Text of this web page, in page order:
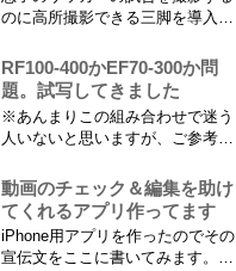
カモノハシ通信3 神宮寺川で水遊
び、下の方に動画も付けてます
のに高所撮影できる三脚を導入し
さからフィールド全体（少年用な
ので大人用の半分の大きさです）
を撮影できればカメラを放置して
の撮影ができますし、選手のポジ
ショニングを俯瞰で見てあとから
問題...
RF100-400かEF70-300か問
題。試写してきました
※あんまりこの組み合わせで迷う
人いないと思いますが、ご参考に
とにご注意ください。 息子がサ
ッカーを始めたことで望遠レンズ
をつけての撮影機会がまた増えて
きました。使っているのは EF70-
300mm F4-5.6 IS USM というレ
動画のチェック＆編集を助け
てくれるアプリ作ってます
iPhone用アプリを作ったのでその
宣伝文をここに書いてみます。ま